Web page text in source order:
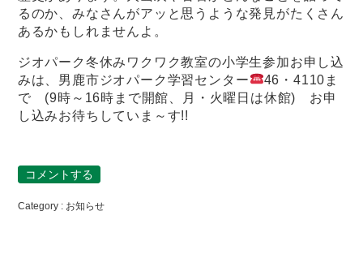
るのか、みなさんがアッと思うような発見がたくさん
あるかもしれませんよ。
ジオパーク冬休みワクワク教室の小学生参加お申し込
みは、男鹿市ジオパーク学習センター
46・4110ま
で (9時～16時まで開館、月・火曜日は休館) お申
し込みお待ちしていま～す!!
コメントする
Category : お知らせ